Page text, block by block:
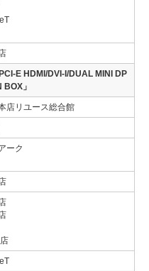
E HDMI/DVI-I/DUAL MINI DP
」
店リユース総合館
ーク